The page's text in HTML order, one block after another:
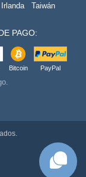
Irlanda Taiwán
PAGO:
Bitcoin PayPal